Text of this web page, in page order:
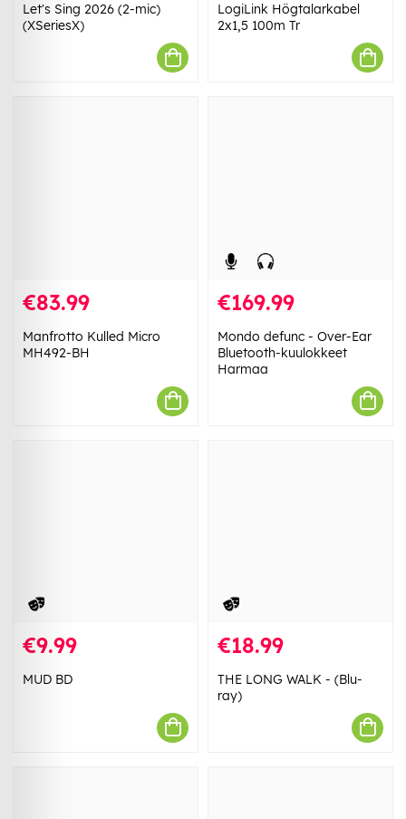
Let's Sing 2026 (2-mic)
(XSeriesX)
LogiLink Högtalarkabel
2x1,5 100m Tr
€83.99
Manfrotto Kulled Micro
MH492-BH
€169.99
Mondo defunc - Over-Ear
Bluetooth-kuulokkeet
Harmaa
€9.99
MUD BD
€18.99
THE LONG WALK - (Blu-
ray)